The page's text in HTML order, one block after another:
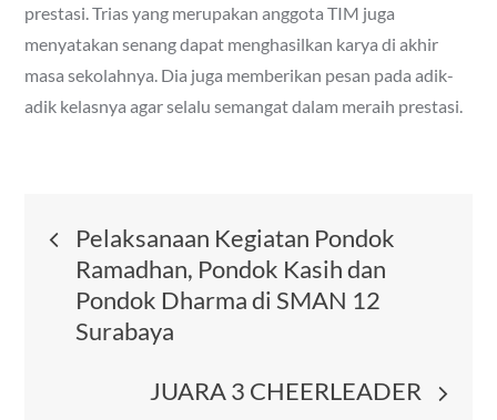
prestasi. Trias yang merupakan anggota TIM juga
menyatakan senang dapat menghasilkan karya di akhir
masa sekolahnya. Dia juga memberikan pesan pada adik-
adik kelasnya agar selalu semangat dalam meraih prestasi.
Post
navigation
Pelaksanaan Kegiatan Pondok
Ramadhan, Pondok Kasih dan
Pondok Dharma di SMAN 12
Surabaya
JUARA 3 CHEERLEADER